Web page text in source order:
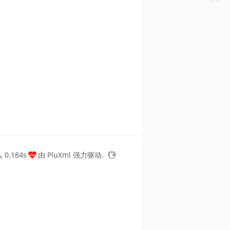
0.184s 由 PluXml 强力驱动.